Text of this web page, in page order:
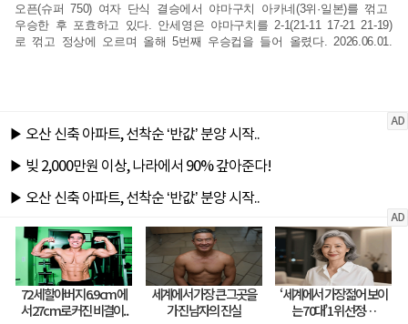
오픈(슈퍼 750) 여자 단식 결승에서 야마구치 아카네(3위·일본)를 꺾고
우승한 후 포효하고 있다. 안세영은 야마구치를 2-1(21-11 17-21 21-19)
로 꺾고 정상에 오르며 올해 5번째 우승컵을 들어 올렸다. 2026.06.01.